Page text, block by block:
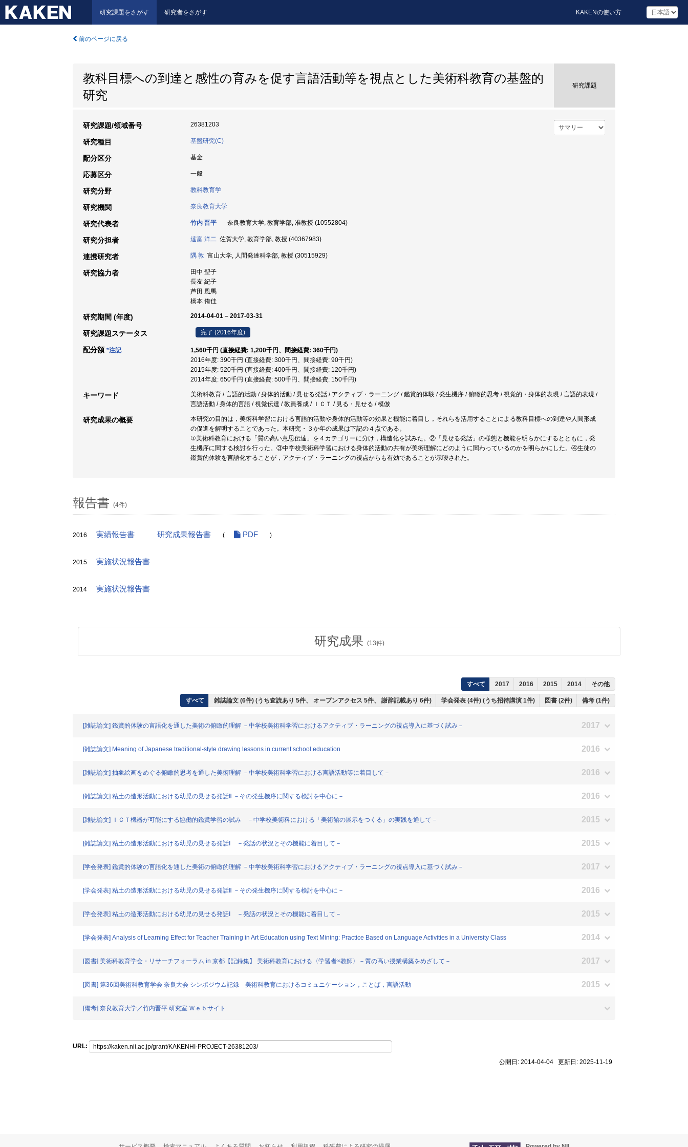
研究課題をさがす 研究者をさがす KAKENの使い方
前のページに戻る
教科目標への到達と感性の育みを促す言語活動等を視点とした美術科教育の基盤的
研究
研究課題
研究課題/領域番号 26381203
研究種目 基盤研究(C)
配分区分 基金
応募区分 一般
研究分野 教科教育学
研究機関 奈良教育大学
研究代表者 竹内 晋平 奈良教育大学, 教育学部, 准教授 (10552804)
研究分担者 達富 洋二 佐賀大学, 教育学部, 教授 (40367983)
連携研究者 隅 敦 富山大学, 人間発達科学部, 教授 (30515929)
研究協力者
田中 聖子
長友 紀子
芦田 風馬
橋本 侑佳
研究期間 (年度) 2014-04-01 – 2017-03-31
研究課題ステータス 完了 (2016年度)
配分額 *注記
1,560千円 (直接経費: 1,200千円、間接経費: 360千円)
2016年度: 390千円 (直接経費: 300千円、間接経費: 90千円)
2015年度: 520千円 (直接経費: 400千円、間接経費: 120千円)
2014年度: 650千円 (直接経費: 500千円、間接経費: 150千円)
キーワード
美術科教育 / 言語的活動 / 身体的活動 / 見せる発話 / アクティブ・ラーニング / 鑑賞的体験 / 発生機序 / 俯瞰的思考 / 視覚的・身体的表現 / 言語的表現 /
言語活動 / 身体的言語 / 視覚伝達 / 教員養成 / ＩＣＴ / 見る・見せる / 模倣
研究成果の概要
本研究の目的は，美術科学習における言語的活動や身体的活動等の効果と機能に着目し，それらを活用することによる教科目標への到達や人間形成
の促進を解明することであった。本研究・３か年の成果は下記の４点である。
①美術科教育における「質の高い意思伝達」を４カテゴリーに分け，構造化を試みた。②「見せる発話」の様態と機能を明らかにするとともに，発
生機序に関する検討を行った。③中学校美術科学習における身体的活動の共有が美術理解にどのように関わっているのかを明らかにした。④生徒の
鑑賞的体験を言語化することが，アクティブ・ラーニングの視点からも有効であることが示唆された。
報告書 (4件)
2016 実績報告書 研究成果報告書 ( PDF )
2015 実施状況報告書
2014 実施状況報告書
研究成果 (13件)
すべて 2017 2016 2015 2014 その他
すべて 雑誌論文 (6件) (うち査読あり 5件、 オープンアクセス 5件、 謝辞記載あり 6件) 学会発表 (4件) (うち招待講演 1件) 図書 (2件) 備考 (1件)
[雑誌論文] 鑑賞的体験の言語化を通した美術の俯瞰的理解 －中学校美術科学習におけるアクティブ・ラーニングの視点導入に基づく試み－ 2017
[雑誌論文] Meaning of Japanese traditional-style drawing lessons in current school education 2016
[雑誌論文] 抽象絵画をめぐる俯瞰的思考を通した美術理解 －中学校美術科学習における言語活動等に着目して－ 2016
[雑誌論文] 粘土の造形活動における幼児の見せる発話Ⅱ －その発生機序に関する検討を中心に－ 2016
[雑誌論文] ＩＣＴ機器が可能にする協働的鑑賞学習の試み －中学校美術科における「美術館の展示をつくる」の実践を通して－ 2015
[雑誌論文] 粘土の造形活動における幼児の見せる発話Ⅰ －発話の状況とその機能に着目して－ 2015
[学会発表] 鑑賞的体験の言語化を通した美術の俯瞰的理解 －中学校美術科学習におけるアクティブ・ラーニングの視点導入に基づく試み－ 2017
[学会発表] 粘土の造形活動における幼児の見せる発話Ⅱ －その発生機序に関する検討を中心に－ 2016
[学会発表] 粘土の造形活動における幼児の見せる発話Ⅰ －発話の状況とその機能に着目して－ 2015
[学会発表] Analysis of Learning Effect for Teacher Training in Art Education using Text Mining: Practice Based on Language Activities in a University Class 2014
[図書] 美術科教育学会・リサーチフォーラム in 京都【記録集】 美術科教育における〈学習者×教師〉－質の高い授業構築をめざして－ 2017
[図書] 第36回美術科教育学会 奈良大会 シンポジウム記録 美術科教育におけるコミュニケーション，ことば，言語活動 2015
[備考] 奈良教育大学／竹内晋平 研究室 Ｗｅｂサイト
URL:
公開日: 2014-04-04 更新日: 2025-11-19